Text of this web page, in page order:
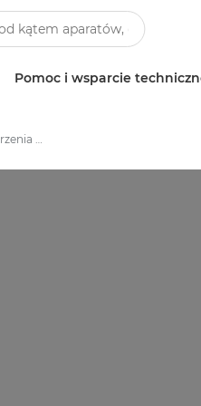
Pomoc i wsparcie
Drukarki Canon do tworzenia wyjątkowych zdjęć i grafiki